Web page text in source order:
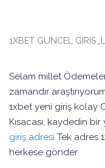
1XBET GUNCEL
Selam millet
zamandır
1xbet yeni giriş kolay
Kısacası, kaydedin
giriş adresi Tek adres
herkese gönder